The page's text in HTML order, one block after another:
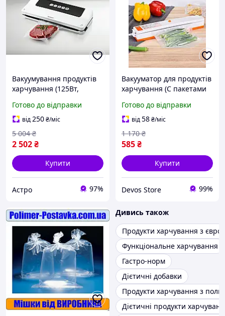
Вакуумування продуктів
харчування (125Вт,
Німеччина), Електрична
вакуумна машина, AST
Готово до відправки
від250₴/міс
2 502₴
5 004 ₴
Купити
Астро 97%
Вакууматор для продуктів
харчування (С пакетами
вакуумний пакувальник
побутовий, DVS
Готово до відправки
від58₴/міс
585₴
1 170 ₴
Купити
Devos Store 99%
Дивись також
Продукти харчування з
Функціональне харчування
Гастро-норм
Дієтичні добавки
Продукти харчування з
Дієтичні продукти